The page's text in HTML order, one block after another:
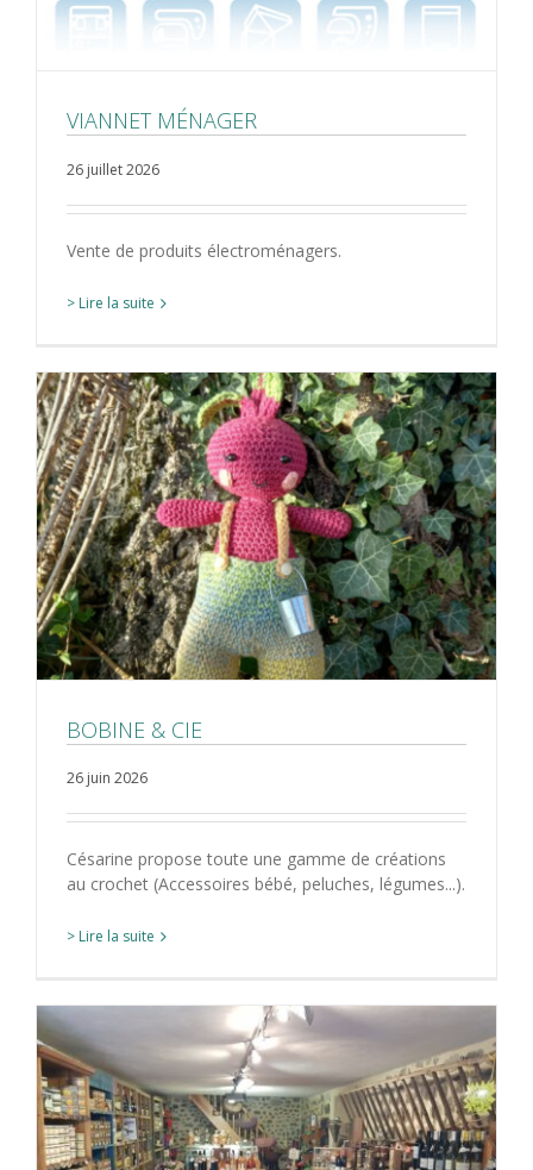
VIANNET MÉNAGER
26 juillet 2026
Vente de produits électroménagers.
> Lire la suite
BOBINE & CIE
26 juin 2026
Césarine propose toute une gamme de créations
au crochet (Accessoires bébé, peluches, légumes...).
> Lire la suite